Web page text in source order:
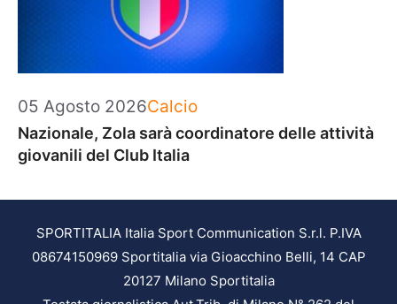
05 Agosto 2026Categorie
Calcio
Nazionale, Zola sarà coordinatore delle attività
giovanili del Club Italia
SPORTITALIA Italia Sport Communication S.r.l. P.IVA
08674150969 Sportitalia via Gioacchino Belli, 14 CAP
20127 Milano Sportitalia